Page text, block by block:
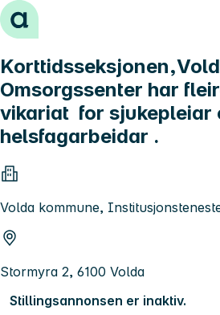
Hopp til innhold
Omsorgssenter har
vikariat for sjukepleiar
helsfagarbeidar .
Volda kommune,
Stormyra 2, 6100 Volda
Stillingsannonsen er inaktiv.